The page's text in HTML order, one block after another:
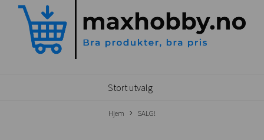
Stort utvalg
Hjem SALG!